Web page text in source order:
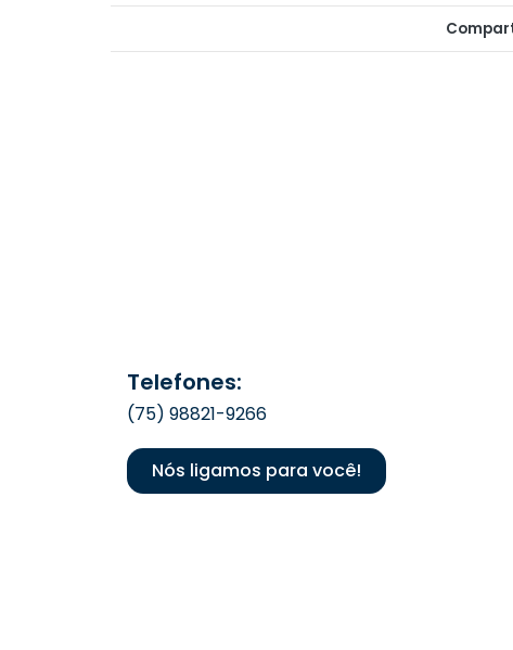
Telefones:
(75) 98821-9266
Nós ligamos para você!